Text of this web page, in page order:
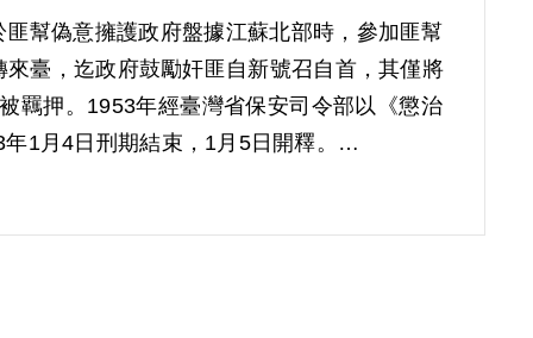
幫偽意擁護政府盤據江蘇北部時，參加匪幫
臺，迄政府鼓勵奸匪自新號召自首，其僅將
羈押。1953年經臺灣省保安司令部以《懲治
1月4日刑期結束，1月5日開釋。